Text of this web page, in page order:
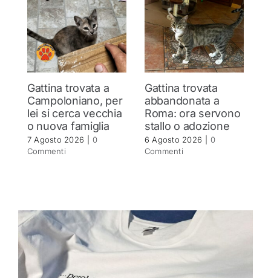
Gattina trovata a
Campoloniano, per
lei si cerca vecchia
o nuova famiglia
7 Agosto 2026
0
Commenti
Gattina trovata
abbandonata a
Roma: ora servono
stallo o adozione
6 Agosto 2026
0
Commenti